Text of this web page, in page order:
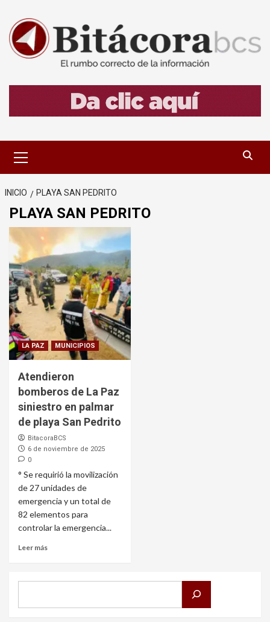
contenido
primario
INICIO PLAYA SAN PEDRITO
PLAYA SAN PEDRITO
LA PAZ MUNICIPIOS
Atendieron
bomberos de La Paz
siniestro en palmar
de playa San Pedrito
BitacoraBCS
6 de noviembre de 2025
0
° Se requirió la movilización
de 27 unidades de
emergencia y un total de
82 elementos para
controlar la emergencia...
Leer más